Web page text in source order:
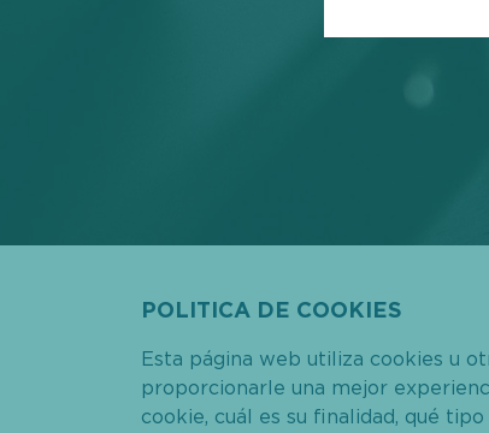
POLITICA DE COOKIES
Esta página web utiliza cookies u
proporcionarle una mejor
cookie, cuál es su finalidad, qué